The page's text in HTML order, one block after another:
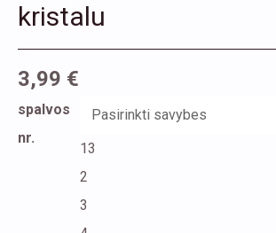
kristalu
3,99 €
spalvos
nr.
13
2
3
produkto
kiekis: